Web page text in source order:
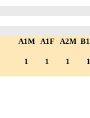
A1M A1F A2M
1 1 1 1